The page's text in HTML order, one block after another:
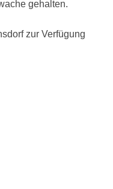
gehalten.
zur Verfügung